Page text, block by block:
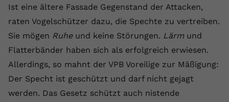
Ist eine ältere Fassade Gegenstand der Attacken,
raten Vogelschützer dazu, die Spechte zu vertreiben.
Sie mögen Ruheund keine Störungen. Lärm und
Flatterbänder haben sich als erfolgreich erwiesen.
Allerdings, so mahnt der VPB Voreilige zur Mäßigung:
Der Specht ist geschützt und darf nicht gejagt
werden. Das Gesetz schützt auch nistende
Name yt.innertube::nextId
Anbieter Youtube.com
Laufzeit Session
Dieser von YouTube gesetzte Cookie
registriert eine eindeutige ID, um